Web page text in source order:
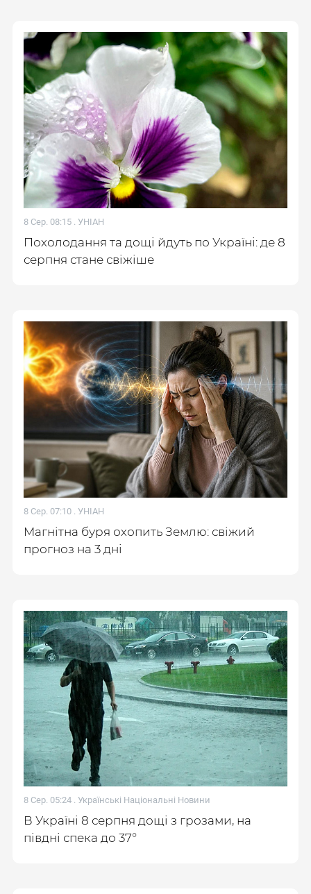
8 Сер. 08:15 . УНІАН
Похолодання та дощі йдуть по Україні: де 8
серпня стане свіжіше
8 Сер. 07:10 . УНІАН
Магнітна буря охопить Землю: свіжий
прогноз на 3 дні
8 Сер. 05:24 . Українські Національні Новини
В Україні 8 серпня дощі з грозами, на
півдні спека до 37°